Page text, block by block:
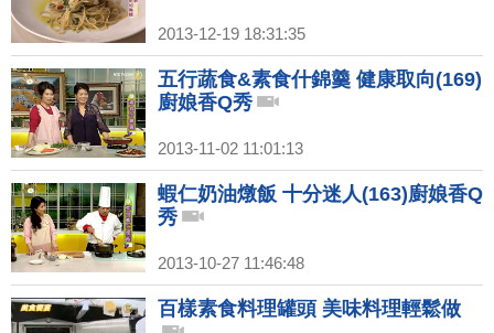
2013-12-19 18:31:35
五行蔬食&素食什錦羹 健康取向(169)
廚娘香Q秀
2013-11-02 11:01:13
蝦仁奶油燉飯 十分迷人(163)廚娘香Q
秀
2013-10-27 11:46:48
百樣素食料理罐頭 美味料理輕鬆做